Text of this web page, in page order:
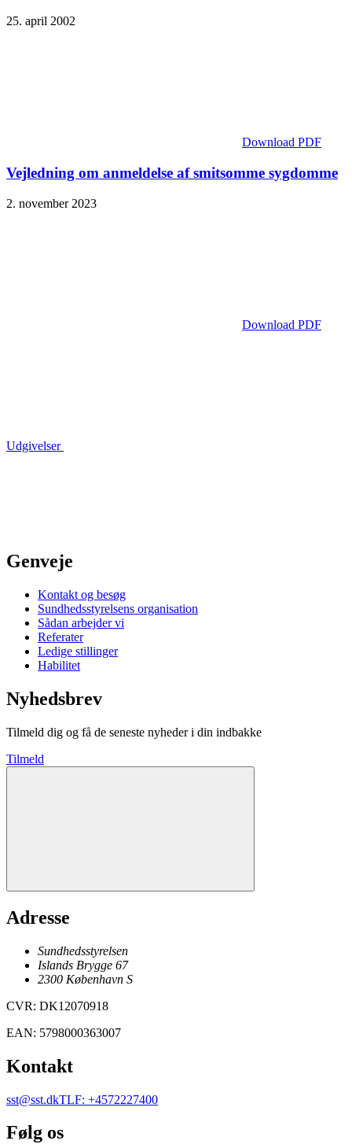
25. april 2002
Download PDF
Vejledning om anmeldelse af smitsomme sygdomme
2. november 2023
Download PDF
Udgivelser
Genveje
Kontakt og besøg
Sundhedsstyrelsens organisation
Sådan arbejder vi
Referater
Ledige stillinger
Habilitet
Nyhedsbrev
Tilmeld dig og få de seneste nyheder i din indbakke
Tilmeld
Adresse
Sundhedsstyrelsen
Islands Brygge 67
2300 København S
CVR: DK12070918
EAN: 5798000363007
Kontakt
sst@sst.dkTLF: +4572227400
Følg os